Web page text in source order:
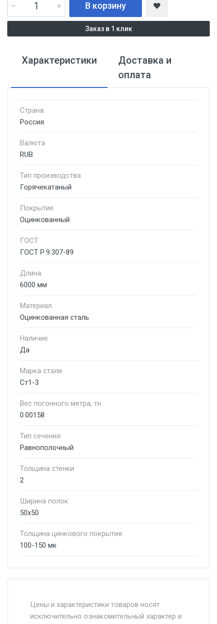
В корзину
Заказ в 1 клик
Характеристики
Доставка и
оплата
Страна
Россия
Валюта
RUB
Тип производства
Горячекатаный
Покрытие
Оцинкованный
ГОСТ
ГОСТ Р.9.307-89
Длина
6000 мм
Материал
Оцинкованная сталь
Наличие
Да
Марка стали
Ст1-3
Вес погонного метра, тн
0.00158
Тип сечения
Равнополочный
Толщина стенки
2
Ширина полок
50х50
Толщина цинкового покрытия
100-150 мк
Москве и Московской области.
Цены и характеристики товаров носят
исключительно ознакомительный характер и